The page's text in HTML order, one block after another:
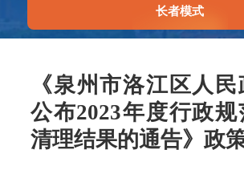
长者模式
《泉州市洛江区人
公布2023年度行政
清理结果的通告》政